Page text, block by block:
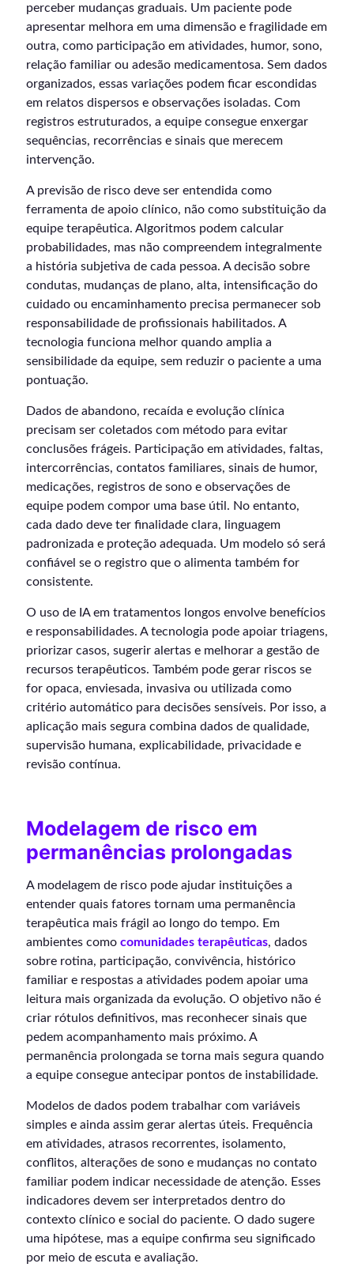
perceber mudanças graduais. Um paciente pode
apresentar melhora em uma dimensão e fragilidade em
outra, como participação em atividades, humor, sono,
relação familiar ou adesão medicamentosa. Sem dados
organizados, essas variações podem ficar escondidas
em relatos dispersos e observações isoladas. Com
registros estruturados, a equipe consegue enxergar
sequências, recorrências e sinais que merecem
intervenção.
A previsão de risco deve ser entendida como
ferramenta de apoio clínico, não como substituição da
equipe terapêutica. Algoritmos podem calcular
probabilidades, mas não compreendem integralmente
a história subjetiva de cada pessoa. A decisão sobre
condutas, mudanças de plano, alta, intensificação do
cuidado ou encaminhamento precisa permanecer sob
responsabilidade de profissionais habilitados. A
tecnologia funciona melhor quando amplia a
sensibilidade da equipe, sem reduzir o paciente a uma
pontuação.
Dados de abandono, recaída e evolução clínica
precisam ser coletados com método para evitar
conclusões frágeis. Participação em atividades, faltas,
intercorrências, contatos familiares, sinais de humor,
medicações, registros de sono e observações de
equipe podem compor uma base útil. No entanto,
cada dado deve ter finalidade clara, linguagem
padronizada e proteção adequada. Um modelo só será
confiável se o registro que o alimenta também for
consistente.
O uso de IA em tratamentos longos envolve benefícios
e responsabilidades. A tecnologia pode apoiar triagens,
priorizar casos, sugerir alertas e melhorar a gestão de
recursos terapêuticos. Também pode gerar riscos se
for opaca, enviesada, invasiva ou utilizada como
critério automático para decisões sensíveis. Por isso, a
aplicação mais segura combina dados de qualidade,
supervisão humana, explicabilidade, privacidade e
revisão contínua.
Modelagem de risco em
permanências prolongadas
A modelagem de risco pode ajudar instituições a
entender quais fatores tornam uma permanência
terapêutica mais frágil ao longo do tempo. Em
ambientes como comunidades terapêuticas, dados
sobre rotina, participação, convivência, histórico
familiar e respostas a atividades podem apoiar uma
leitura mais organizada da evolução. O objetivo não é
criar rótulos definitivos, mas reconhecer sinais que
pedem acompanhamento mais próximo. A
permanência prolongada se torna mais segura quando
a equipe consegue antecipar pontos de instabilidade.
Modelos de dados podem trabalhar com variáveis
simples e ainda assim gerar alertas úteis. Frequência
em atividades, atrasos recorrentes, isolamento,
conflitos, alterações de sono e mudanças no contato
familiar podem indicar necessidade de atenção. Esses
indicadores devem ser interpretados dentro do
contexto clínico e social do paciente. O dado sugere
uma hipótese, mas a equipe confirma seu significado
por meio de escuta e avaliação.